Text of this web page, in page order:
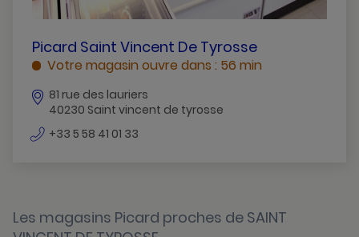
Mimizan
Mont-De-Marsan
Saint-Pierre-Du-Mont
Saint-Vincent-De-Tyrosse
Soustons
PICARD
SAINT
DE
TYROSSE
SAINT
Picard Saint Vincent De Tyrosse
Votre magasin ouvre dans : 56 min
81 rue des lauriers
40230 Saint vincent de tyrosse
+33 5 58 41 01 33
Les magasins Picard proches de SAINT